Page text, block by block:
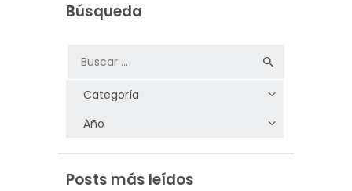
Búsqueda
Posts más leídos